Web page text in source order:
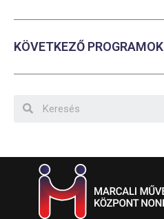
KÖVETKEZŐ PROGRAMOK